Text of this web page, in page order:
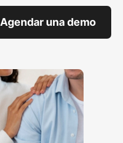
Agendar una demo